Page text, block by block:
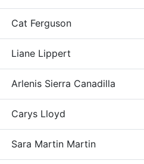
Cat Ferguson
Liane Lippert
Arlenis Sierra Canadilla
Carys Lloyd
Sara Martin Martin